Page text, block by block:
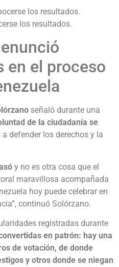
los resultados.
en el proceso
señaló durante una
de la ciudadanía se
defender los derechos y la
y no es otra cosa que el
maravillosa acompañada
hoy puede celebrar en
continuó Solórzano.
registradas durante
en patrón: hay una
de votación, de donde
y otros donde se niegan